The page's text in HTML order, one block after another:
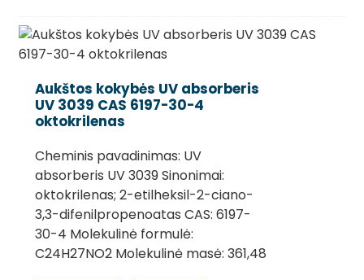
Aukštos kokybės UV absorberis
UV 3039 CAS 6197-30-4
oktokrilenas
Cheminis pavadinimas: UV
absorberis UV 3039 Sinonimai:
oktokrilenas; 2-etilheksil-2-ciano-
3,3-difenilpropenoatas CAS: 6197-
30-4 Molekulinė formulė:
C24H27NO2 Molekulinė masė: 361,48